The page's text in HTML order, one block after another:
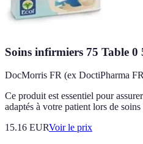
Soins infirmiers 75 Table 0
DocMorris FR (ex DoctiPharma
Ce produit est essentiel pour
adaptés à votre patient lors de
15.16 EURVoir le prix